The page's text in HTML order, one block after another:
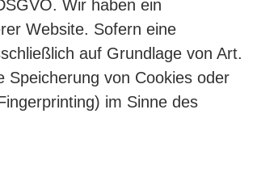
Wir haben ein
Website. Sofern eine
auf Grundlage von Art.
Speicherung von Cookies oder
im Sinne des